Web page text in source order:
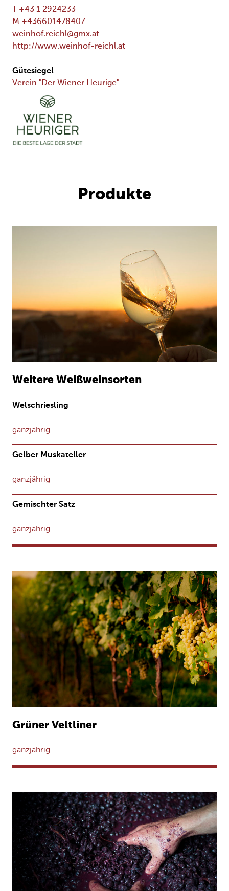
T +43 1 2924233
M +436601478407
weinhof.reichl@gmx.at
http://www.weinhof-reichl.at
Gütesiegel
Verein "Der Wiener Heurige"
Produkte
Weitere Weißweinsorten
Welschriesling
ganzjährig
Gelber Muskateller
ganzjährig
Gemischter Satz
ganzjährig
Grüner Veltliner
ganzjährig